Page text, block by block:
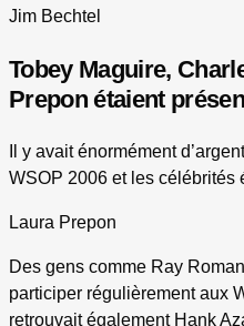
Jim Bechtel
Tobey Maguire,
Prepon étaient
Il y avait énormément
WSOP 2006 et les célébrités
Laura Prepon
Des gens comme Ray
participer régulièrement aux
retrouvait également Hank